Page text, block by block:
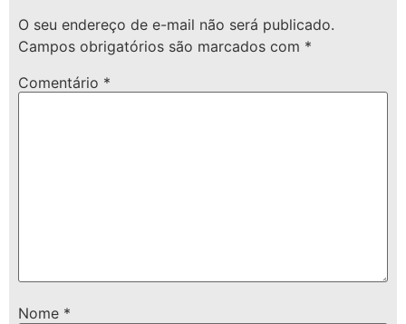
O seu endereço de e-mail não será publicado.
Campos obrigatórios são marcados com *
Comentário *
Nome *